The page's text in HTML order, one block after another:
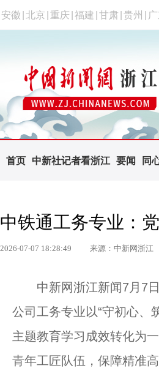
安徽 北京 重庆 福建 甘肃 贵州
首页 中新社记者看浙江 要闻 同
中铁通工务专业：
2026-07-07 18:28:49 来源：中新网浙江
中新网浙江新闻7月7日
公司工务专业以“守初心、
主题教育学习成效转化为
青年工匠队伍，保障精准